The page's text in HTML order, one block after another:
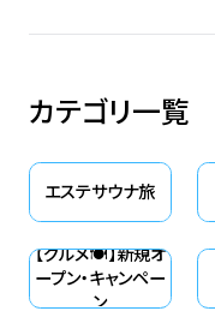
カテゴリ一覧
エステサウナ旅
【グルメ🍽】新規オ
ープン・キャンペー
ン